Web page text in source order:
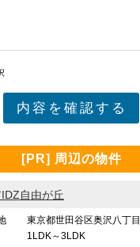
[PR] 周辺の物件
自由が丘
東京都世田谷区奥沢八丁目
1LDK～3LDK